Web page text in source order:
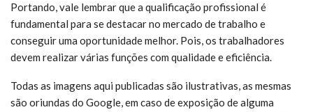
Portando, vale lembrar que a qualificação profissional é
fundamental para se destacar no mercado de trabalho e
conseguir uma oportunidade melhor. Pois, os trabalhadores
devem realizar várias funções com qualidade e eficiência.
Todas as imagens aqui publicadas são ilustrativas, as mesmas
são oriundas do Google, em caso de exposição de alguma